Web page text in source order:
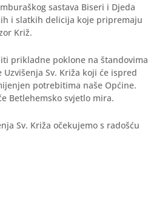
sastava Biseri i Djeda
i slatkih delicija koje pripremaju
Križ.
prikladne poklone na štandovima
Sv. Križa koji će ispred
potrebitima naše Općine.
Betlehemsko svjetlo mira.
Sv. Križa očekujemo s radošću